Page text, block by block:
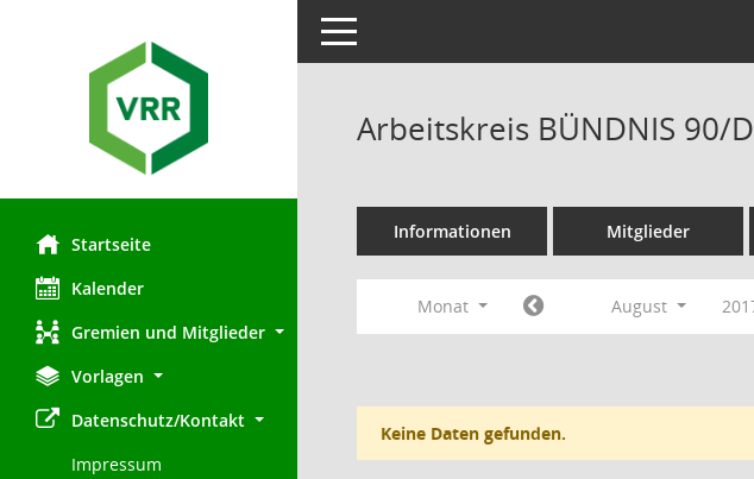
Startseite
Kalender
Gremien und Mitglieder
Vorlagen
Datenschutz/Kontakt
Impressum
Toggle navigation
Arbeitskreis BÜNDNIS 90/
Informationen Mitglieder
Monat August
Keine Daten gefunden.